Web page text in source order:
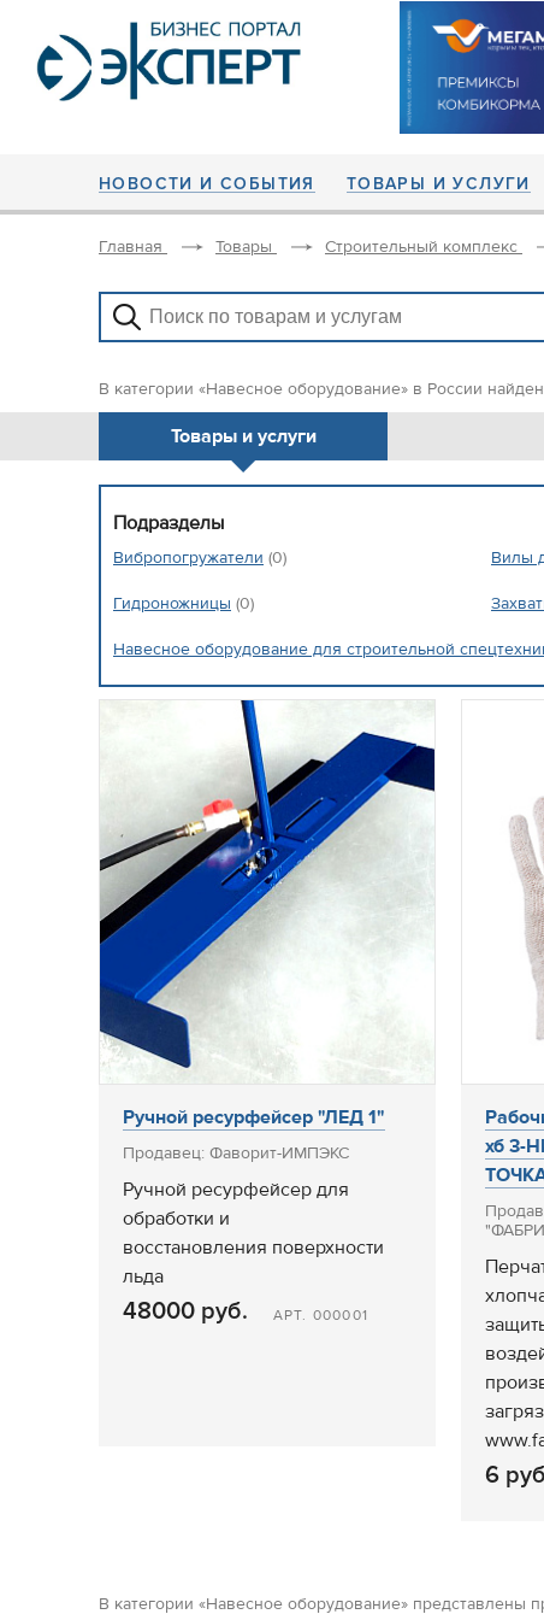
НОВОСТИ И СОБЫТИЯ ТОВАРЫ И УСЛУГИ
Главная Товары Строительный комплекс
В категории «Навесное оборудование» в России
Товары и услуги
Подразделы
Вибропогружатели (0) Вилы
Гидроножницы (0)
Навесное оборудование для строительной
Ручной ресурфейсер "ЛЕД 1"
Продавец: Фаворит-ИМПЭКС
Ручной ресурфейсер для
обработки и
восстановления поверхности
льда
48000 руб. АРТ. 000001
хб 3-
6
В категории «Навесное оборудование»